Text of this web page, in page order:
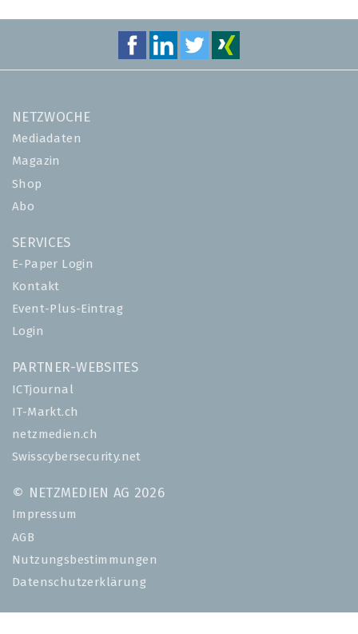
NETZWOCHE
Mediadaten
Magazin
Shop
Abo
SERVICES
E-Paper Login
Kontakt
Event-Plus-Eintrag
Login
PARTNER-WEBSITES
ICTjournal
IT-Markt.ch
netzmedien.ch
Swisscybersecurity.net
© NETZMEDIEN AG 2026
Impressum
AGB
Nutzungsbestimmungen
Datenschutzerklärung